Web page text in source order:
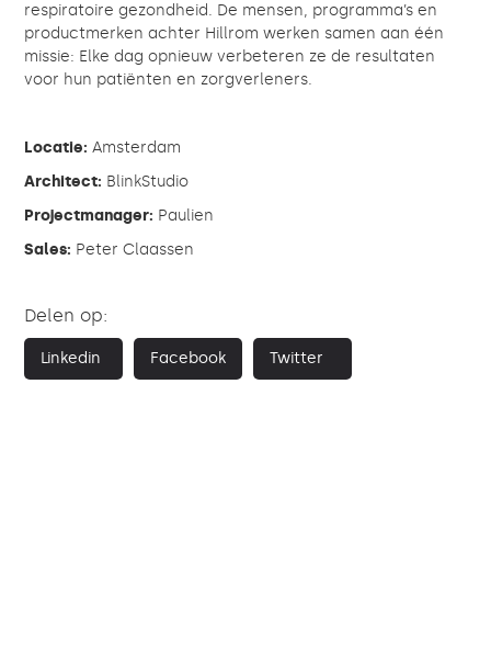
respiratoire gezondheid. De mensen, programma’s en
productmerken achter Hillrom werken samen aan één
missie: Elke dag opnieuw verbeteren ze de resultaten
voor hun patiënten en zorgverleners.
Locatie:Amsterdam
Architect: BlinkStudio
Projectmanager: Paulien
Sales: Peter Claassen
Delen op:
Linkedin Facebook Twitter